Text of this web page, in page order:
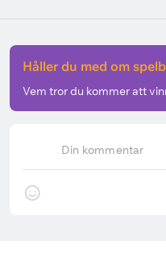
Din kommentar
Håller du med om
Vem tror du kommer att